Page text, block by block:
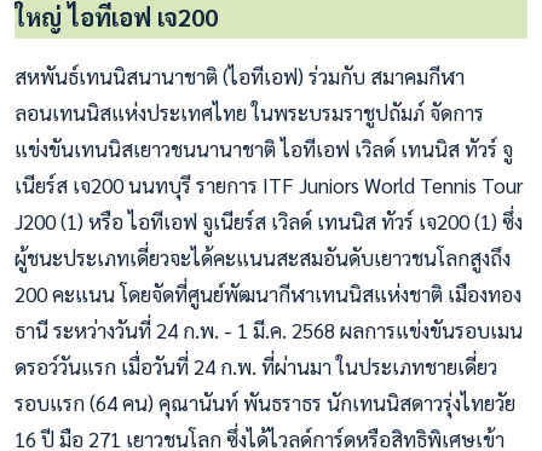
ใหญ่ ไอทีเอฟ เจ200
สหพันธ์เทนนิสนานาชาติ (ไอทีเอฟ) ร่วมกับ สมาคมกีฬา
ลอนเทนนิสแห่งประเทศไทย ในพระบรมราชูปถัมภ์ จัดการ
แข่งขันเทนนิสเยาวชนนานาชาติ ไอทีเอฟ เวิลด์ เทนนิส ทัวร์ จู
เนียร์ส เจ200 นนทบุรี รายการ ITF Juniors World Tennis Tour
J200 (1) หรือ ไอทีเอฟ จูเนียร์ส เวิลด์ เทนนิส ทัวร์ เจ200 (1) ซึ่ง
ผู้ชนะประเภทเดี่ยวจะได้คะแนนสะสมอันดับเยาวชนโลกสูงถึง
200 คะแนน โดยจัดที่ศูนย์พัฒนากีฬาเทนนิสแห่งชาติ เมืองทอง
ธานี ระหว่างวันที่ 24 ก.พ. - 1 มี.ค. 2568 ผลการแข่งขันรอบเมน
ดรอว์วันแรก เมื่อวันที่ 24 ก.พ. ที่ผ่านมา ในประเภทชายเดี่ยว
รอบแรก (64 คน) คุณานันท์ พันธราธร นักเทนนิสดาวรุ่งไทยวัย
16 ปี มือ 271 เยาวชนโลก ซึ่งได้ไวลด์การ์ดหรือสิทธิพิเศษเข้า